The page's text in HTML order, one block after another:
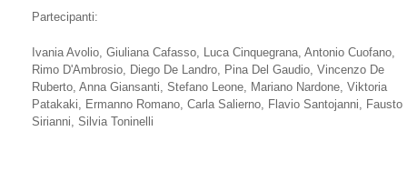
Partecipanti:
Ivania Avolio, Giuliana Cafasso, Luca Cinquegrana, Antonio Cuofano,
Rimo D'Ambrosio, Diego De Landro, Pina Del Gaudio, Vincenzo De
Ruberto, Anna Giansanti, Stefano Leone, Mariano Nardone, Viktoria
Patakaki, Ermanno Romano, Carla Salierno, Flavio Santojanni, Fausto
Sirianni, Silvia Toninelli